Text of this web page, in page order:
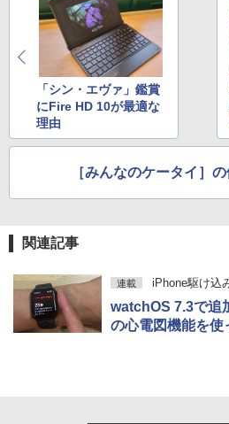
「シン・エヴァ」鑑賞
にFire HD 10が最適な
理由
［みんなのケータイ］
関連記事
連載 iPhone駆け込
watchOS 7.3で追
の心電図機能を使